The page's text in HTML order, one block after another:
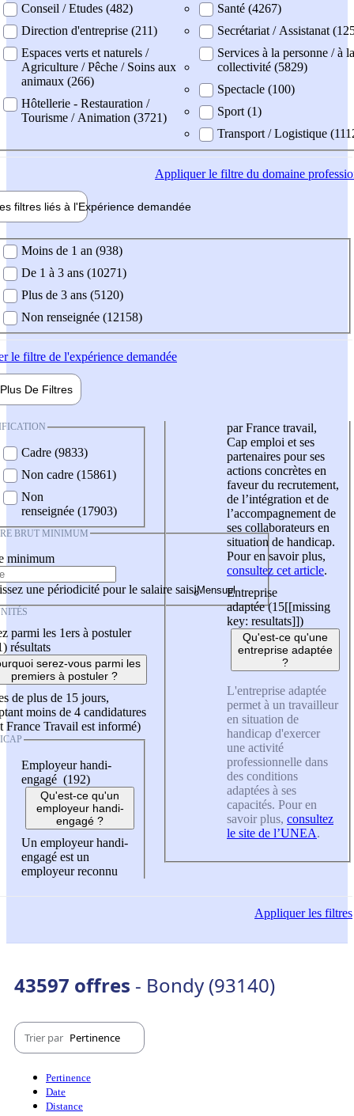
Conseil / Etudes (482)
Direction d'entreprise (211)
Espaces verts et naturels /
Agriculture / Pêche / Soins aux
animaux (266)
Hôtellerie - Restauration /
Tourisme / Animation (3721)
Santé (4267)
Secrétariat / Assistanat
Services à la personne / à la
collectivité (5829)
Spectacle (100)
Sport (1)
Transport / Logistique
Appliquerle filtre du domaine
filtres liés à l'Expérience demandée
demandée
Moins de 1 an (938)
De 1 à 3 ans (10271)
Plus de 3 ans (5120)
Non renseignée (12158)
le filtre de l'expérience demandée
Plus De Filtres
Cadre (9833)
Non cadre (15861)
Non
renseignée (17903)
BRUT MINIMUM
minimum
une périodicité pour le salaire saisi
parmi les 1ers à postuler
résultats
serez-vous parmi les
premiers à postuler ?
de plus de 15 jours,
moins de 4 candidatures
France Travail est informé)
Employeur handi-
engagé (192)
Qu'est-ce qu'un
employeur handi-
engagé ?
Un employeur handi-
engagé est un
employeur reconnu
par France travail,
Cap emploi et ses
partenaires pour ses
actions concrètes en
faveur du recrutement,
de l’intégration et de
l’accompagnement de
ses collaborateurs en
situation de handicap.
Pour en savoir plus,
consultez cet article.
Entreprise
adaptée (15[[missing
key: resultats]])
Qu'est-ce qu'une
entreprise adaptée
?
L'entreprise adaptée
permet à un travailleur
en situation de
handicap d'exercer
une activité
professionnelle dans
des conditions
adaptées à ses
capacités. Pour en
savoir plus, consultez
le site de l’UNEA.
Appliquerles filtres
43597 offres - Bondy (93140)
Trier par Pertinence
Pertinence
Date
Distance